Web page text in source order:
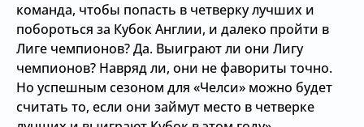
команда, чтобы попасть в четверку лучших и
побороться за Кубок Англии, и далеко пройти в
Лиге чемпионов? Да. Выиграют ли они Лигу
чемпионов? Навряд ли, они не фавориты точно.
Но успешным сезоном для «Челси» можно будет
считать то, если они займут место в четверке